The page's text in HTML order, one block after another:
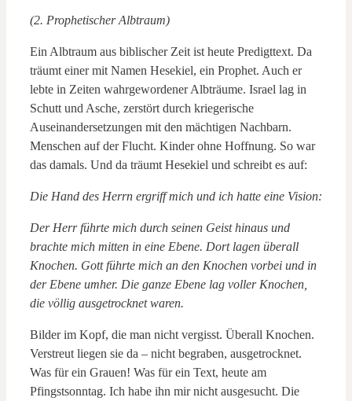
(2. Prophetischer Albtraum)
Ein Albtraum aus biblischer Zeit ist heute Predigttext. Da
träumt einer mit Namen Hesekiel, ein Prophet. Auch er
lebte in Zeiten wahrgewordener Albträume. Israel lag in
Schutt und Asche, zerstört durch kriegerische
Auseinandersetzungen mit den mächtigen Nachbarn.
Menschen auf der Flucht. Kinder ohne Hoffnung. So war
das damals. Und da träumt Hesekiel und schreibt es auf:
Die Hand des Herrn ergriff mich und ich hatte eine Vision:
Der Herr führte mich durch seinen Geist hinaus und
brachte mich mitten in eine Ebene. Dort lagen überall
Knochen. Gott führte mich an den Knochen vorbei und in
der Ebene umher. Die ganze Ebene lag voller Knochen,
die völlig ausgetrocknet waren.
Bilder im Kopf, die man nicht vergisst. Überall Knochen.
Verstreut liegen sie da – nicht begraben, ausgetrocknet.
Was für ein Grauen! Was für ein Text, heute am
Pfingstsonntag. Ich habe ihn mir nicht ausgesucht. Die